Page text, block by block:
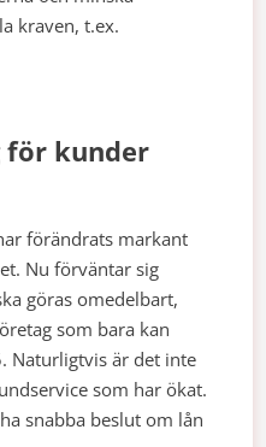
kraven, t.ex.
för kunder
förändrats markant
Nu förväntar sig
göras omedelbart,
som bara kan
Naturligtvis är det inte
som har ökat.
snabba beslut om lån